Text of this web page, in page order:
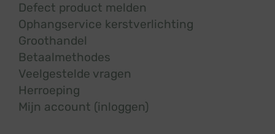
Defect product melden
Ophangservice kerstverlichting
Groothandel
Betaalmethodes
Veelgestelde vragen
Herroeping
Mijn account (inloggen)